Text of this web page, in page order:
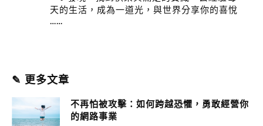
天的生活，成為一道光，與世界分享你的喜悅
……
✎ 更多文章
不再怕被攻擊：如何跨越恐懼，勇敢經營你
的網路事業